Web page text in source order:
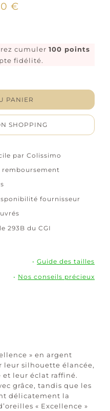
€
cumuler 100 points
fidélité.
PANIER
SHOPPING
par Colissimo
remboursement
fournisseur
293B du CGI
•Guide des tailles
• Nos conseils précieux
» en argent
leur silhouette élancée,
leur éclat raffiné.
grâce, tandis que les
délicatement la
« Excellence »